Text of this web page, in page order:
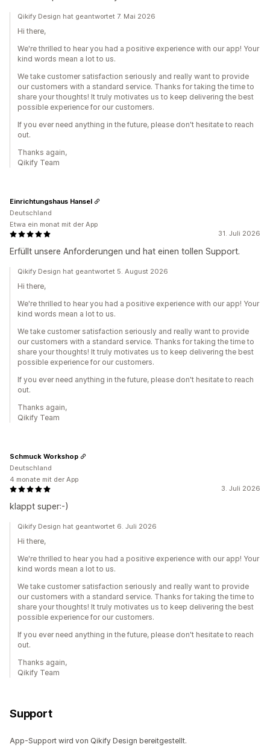
Qikify Design hat geantwortet 7. Mai 2026
Hi there,
We're thrilled to hear you had a positive experience with our app! Your
kind words mean a lot to us.
We take customer satisfaction seriously and really want to provide
our customers with a standard service. Thanks for taking the time to
share your thoughts! It truly motivates us to keep delivering the best
possible experience for our customers.
If you ever need anything in the future, please don't hesitate to reach
out.
Thanks again,
Qikify Team
31. Juli 2026
Erfüllt unsere Anforderungen und hat einen tollen Support.
Einrichtungshaus Hansel
Deutschland
Etwa ein monat mit der App
Qikify Design hat geantwortet 5. August 2026
Hi there,
We're thrilled to hear you had a positive experience with our app! Your
kind words mean a lot to us.
We take customer satisfaction seriously and really want to provide
our customers with a standard service. Thanks for taking the time to
share your thoughts! It truly motivates us to keep delivering the best
possible experience for our customers.
If you ever need anything in the future, please don't hesitate to reach
out.
Thanks again,
Qikify Team
3. Juli 2026
klappt super:-)
Schmuck Workshop
Deutschland
4 monate mit der App
Qikify Design hat geantwortet 6. Juli 2026
Hi there,
We're thrilled to hear you had a positive experience with our app! Your
kind words mean a lot to us.
We take customer satisfaction seriously and really want to provide
our customers with a standard service. Thanks for taking the time to
share your thoughts! It truly motivates us to keep delivering the best
possible experience for our customers.
If you ever need anything in the future, please don't hesitate to reach
out.
Thanks again,
Qikify Team
Support
App-Support wird von Qikify Design bereitgestellt.